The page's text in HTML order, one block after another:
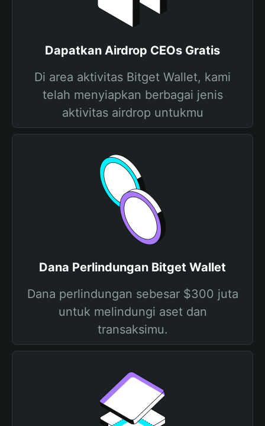
Dapatkan Airdrop CEOs Gratis
Di area aktivitas Bitget Wallet, kami
telah menyiapkan berbagai jenis
aktivitas airdrop untukmu
Dana Perlindungan Bitget Wallet
Dana perlindungan sebesar $300 juta
untuk melindungi aset dan
transaksimu.